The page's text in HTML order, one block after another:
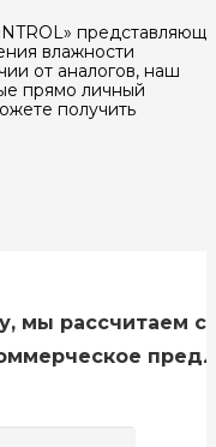
влажности
от аналогов, наш
прямо личный
получить
мы рассчитаем